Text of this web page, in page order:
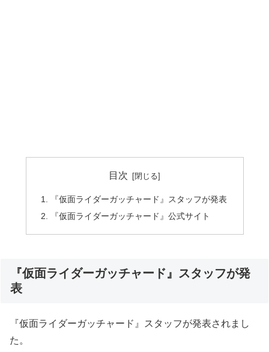
目次
『仮面ライダーガッチャード』スタッフが発表
『仮面ライダーガッチャード』公式サイト
『仮面ライダーガッチャード』スタッフが発
表
『仮面ライダーガッチャード』スタッフが発表されまし
た。